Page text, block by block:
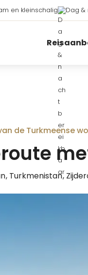
en kleinschalig Dag
de Turkmeense
Turkmenistan